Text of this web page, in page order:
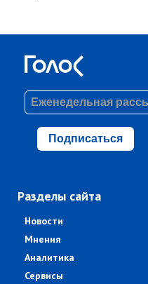
Подписаться
Разделы сайта
Новости
Мнения
Аналитика
Сервисы